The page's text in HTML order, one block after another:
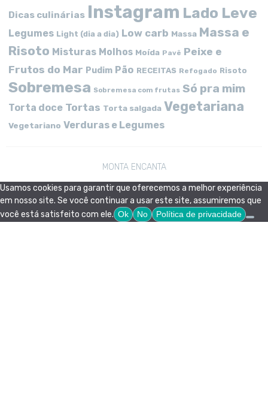
Dicas culinárias Instagram Lado Leve
Legumes Light (dia a dia) Low carb Massa Massa e
Risoto Misturas Molhos Moída Pavê Peixe e
Frutos do Mar Pudim Pão RECEITAS Refogado Risoto
Sobremesa Sobremesa com frutas Só pra mim
Torta doce Tortas Torta salgada Vegetariana
Vegetariano Verduras e Legumes
MONTA ENCANTA
Usamos cookies para garantir que oferecemos a melhor experiência
em nosso site. Se você continuar a usar este site, assumiremos que
você está satisfeito com ele. Ok No Política de privacidade